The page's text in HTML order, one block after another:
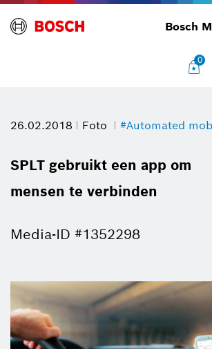
Bosch
0
26.02.2018 Foto #Automated
SPLT gebruikt een app om
mensen te verbinden
Media-ID #1352298